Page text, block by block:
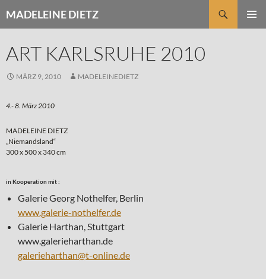
Inhalt
MADELEINE DIETZ
ART KARLSRUHE 2010
MÄRZ 9, 2010 MADELEINEDIETZ
4.- 8. März 2010
MADELEINE DIETZ
„Niemandsland“
300 x 500 x 340 cm
in Kooperation mit :
Galerie Georg Nothelfer, Berlin
www.galerie-nothelfer.de
Galerie Harthan, Stuttgart
www.galerieharthan.de
galerieharthan@t-online.de